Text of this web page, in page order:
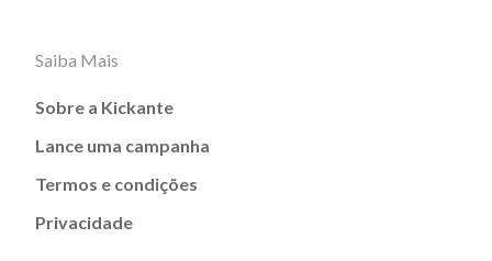
Saiba Mais
Sobre a Kickante
Lance uma campanha
Termos e condições
Privacidade